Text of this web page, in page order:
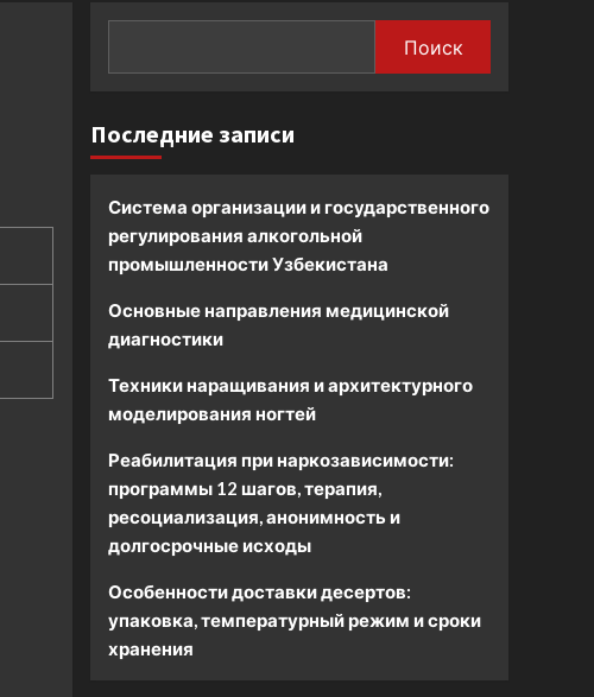
Поиск
Последние записи
Система организации и государственного
регулирования алкогольной
промышленности Узбекистана
Основные направления медицинской
диагностики
Техники наращивания и архитектурного
моделирования ногтей
Реабилитация при наркозависимости:
программы 12 шагов, терапия,
ресоциализация, анонимность и
долгосрочные исходы
Особенности доставки десертов:
упаковка, температурный режим и сроки
хранения